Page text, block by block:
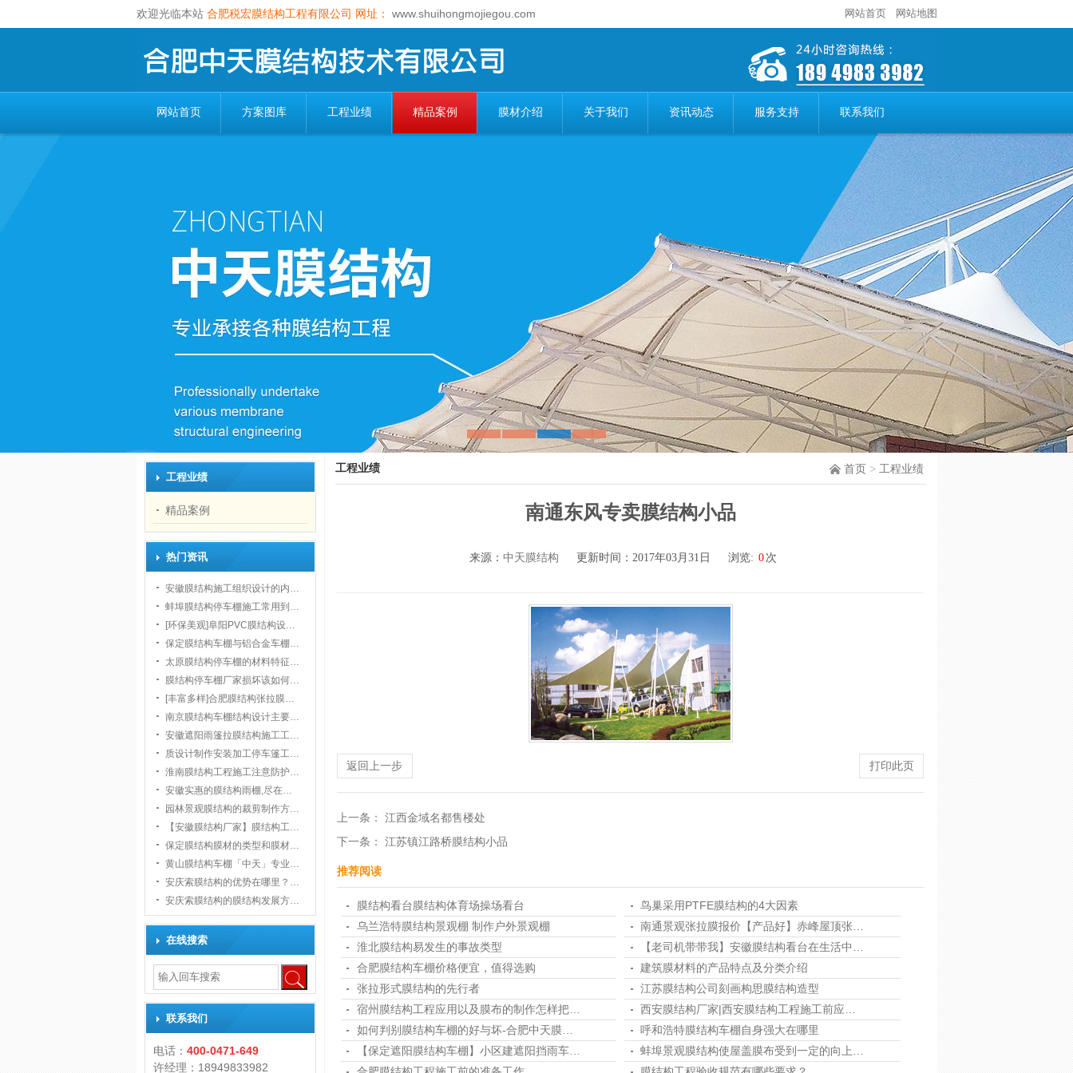
欢迎光临本站 合肥税宏膜结构工程有限公司 网址： www.shuihongmojiegou.com 网站首页 网站地图
网站首页 方案图库 工程业绩 精品案例 膜材介绍 关于我们 资讯动态 服务支持 联系我们
首页> 工程业绩
工程业绩
精品案例
热门资讯
安徽膜结构施工组织设计的内…
蚌埠膜结构停车棚施工常用到…
[环保美观]阜阳PVC膜结构设…
保定膜结构车棚与铝合金车棚…
太原膜结构停车棚的材料特征…
膜结构停车棚厂家损坏该如何…
[丰富多样]合肥膜结构张拉膜…
南京膜结构车棚结构设计主要…
安徽遮阳雨篷拉膜结构施工工…
质设计制作安装加工停车篷工…
淮南膜结构工程施工注意防护…
安徽实惠的膜结构雨棚,尽在…
园林景观膜结构的裁剪制作方…
【安徽膜结构厂家】膜结构工…
保定膜结构膜材的类型和膜材…
黄山膜结构车棚「中天」专业…
安庆索膜结构的优势在哪里？…
安庆索膜结构的膜结构发展方…
在线搜索
联系我们
电话： 400-0471-649
许经理：18949833982
工程业绩
南通东风专卖膜结构小品
来源： 中天膜结构 更新时间：2017年03月31日 浏览: 0 次
返回上一步 打印此页
上一条：江西金域名都售楼处
下一条：江苏镇江路桥膜结构小品
推荐阅读
膜结构看台膜结构体育场操场看台
鸟巢采用PTFE膜结构的4大因素
乌兰浩特膜结构景观棚 制作户外景观棚
南通景观张拉膜报价【产品好】赤峰屋顶张…
淮北膜结构易发生的事故类型
【老司机带带我】安徽膜结构看台在生活中…
合肥膜结构车棚​价格便宜，值得选购
建筑膜材料的产品特点及分类介绍
张拉形式膜结构的先行者
江苏膜结构公司刻画构思膜结构造型
宿州膜结构工程应用以及膜布的制作怎样把…
西安膜结构厂家|西安膜结构工程施工前应…
如何判别膜结构车棚的好与坏-合肥中天膜…
呼和浩特膜结构车棚自身强大在哪里
【保定遮阳膜结构车棚】小区建遮阳挡雨车…
蚌埠景观膜结构使屋盖膜布受到一定的向上…